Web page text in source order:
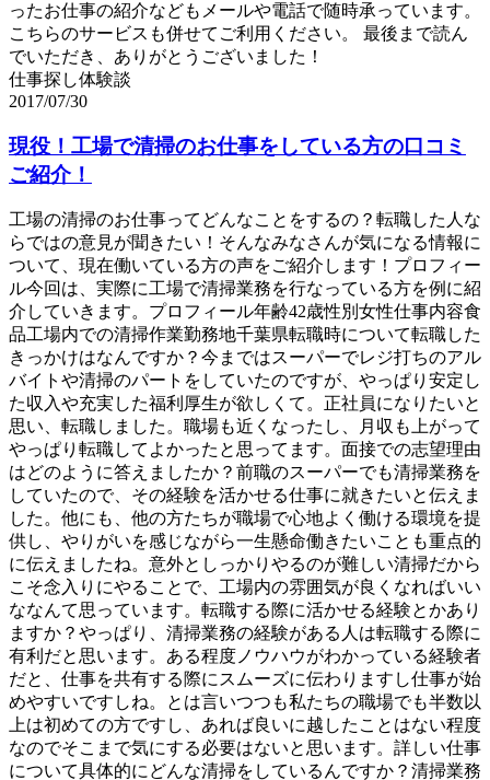
ったお仕事の紹介などもメールや電話で随時承っています。
こちらのサービスも併せてご利用ください。 最後まで読ん
でいただき、ありがとうございました！
仕事探し体験談
2017/07/30
現役！工場で清掃のお仕事をしている方の口コミ
ご紹介！
工場の清掃のお仕事ってどんなことをするの？転職した人な
らではの意見が聞きたい！そんなみなさんが気になる情報に
ついて、現在働いている方の声をご紹介します！プロフィー
ル今回は、実際に工場で清掃業務を行なっている方を例に紹
介していきます。プロフィール年齢42歳性別女性仕事内容食
品工場内での清掃作業勤務地千葉県転職時について転職した
きっかけはなんですか？今まではスーパーでレジ打ちのアル
バイトや清掃のパートをしていたのですが、やっぱり安定し
た収入や充実した福利厚生が欲しくて。正社員になりたいと
思い、転職しました。職場も近くなったし、月収も上がって
やっぱり転職してよかったと思ってます。面接での志望理由
はどのように答えましたか？前職のスーパーでも清掃業務を
していたので、その経験を活かせる仕事に就きたいと伝えま
した。他にも、他の方たちが職場で心地よく働ける環境を提
供し、やりがいを感じながら一生懸命働きたいことも重点的
に伝えましたね。意外としっかりやるのが難しい清掃だから
こそ念入りにやることで、工場内の雰囲気が良くなればいい
ななんて思っています。転職する際に活かせる経験とかあり
ますか？やっぱり、清掃業務の経験がある人は転職する際に
有利だと思います。ある程度ノウハウがわかっている経験者
だと、仕事を共有する際にスムーズに伝わりますし仕事が始
めやすいですしね。とは言いつつも私たちの職場でも半数以
上は初めての方ですし、あれば良いに越したことはない程度
なのでそこまで気にする必要はないと思います。詳しい仕事
について具体的にどんな清掃をしているんですか？清掃業務